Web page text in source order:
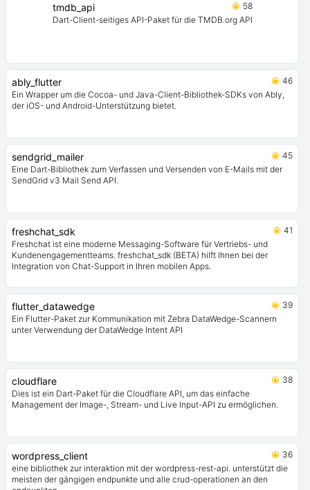
tmdb_api
58
Dart-Client-seitiges API-Paket für die TMDB.org API
ably_flutter
46
Ein Wrapper um die Cocoa- und Java-Client-Bibliothek-SDKs von Ably,
der iOS- und Android-Unterstützung bietet.
sendgrid_mailer
45
Eine Dart-Bibliothek zum Verfassen und Versenden von E-Mails mit der
SendGrid v3 Mail Send API.
freshchat_sdk
41
Freshchat ist eine moderne Messaging-Software für Vertriebs- und
Kundenengagementteams. freshchat_sdk (BETA) hilft Ihnen bei der
Integration von Chat-Support in Ihren mobilen Apps.
flutter_datawedge
39
Ein Flutter-Paket zur Kommunikation mit Zebra DataWedge-Scannern
unter Verwendung der DataWedge Intent API
cloudflare
38
Dies ist ein Dart-Paket für die Cloudflare API, um das einfache
Management der Image-, Stream- und Live Input-API zu ermöglichen.
wordpress_client
36
eine bibliothek zur interaktion mit der wordpress-rest-api. unterstützt die
meisten der gängigen endpunkte und alle crud-operationen an den